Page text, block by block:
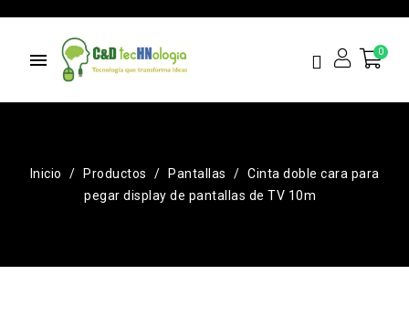
menu
Inicio Productos Pantallas
Cinta doble cara para
pegar display de pantallas de TV 10m